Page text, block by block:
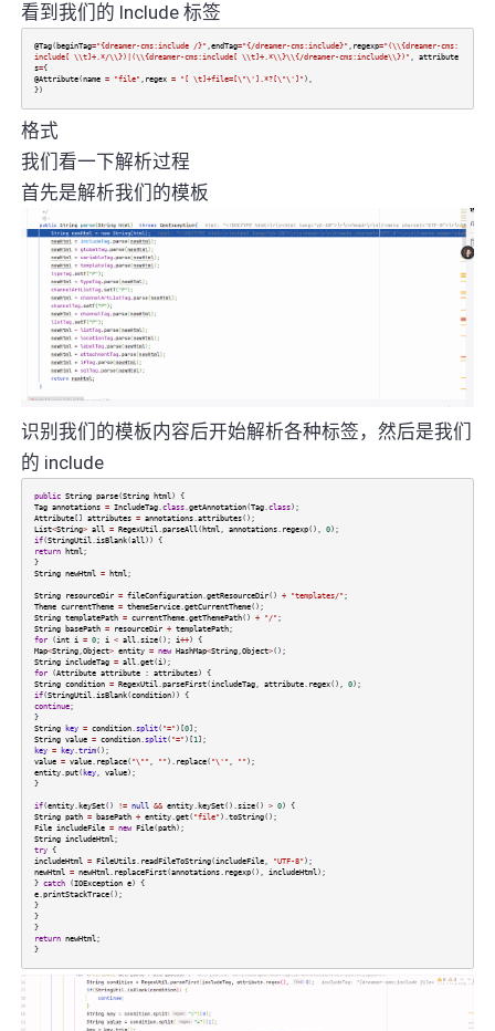
看到我们的 Include 标签
@Tag( beginTag="{dreamer-cms:include /}" ,endTag="{/dreamer-cms:include}" , regexp="(\\{dreamer-cms:
include[ \\t]+.*/\\})|(\\{dreamer-cms:include[ \\t]+.*\\}\\{/dreamer-cms:include\\})" , attribute
s={
@Attribute(name = "file" , regex = "[ \t]+file=[\"\'].*?[\"\']" ),
})
格式
我们看一下解析过程
首先是解析我们的模板
识别我们的模板内容后开始解析各种标签，然后是我们
的 include
public String parse(String html) {
Tag annotations = IncludeTag.class.getAnnotation(Tag.class);
Attribute[] attributes = annotations.attributes();
List<String> all = RegexUtil.parseAll( html, annotations. regexp(), 0);
if(StringUtil.isBlank(all)) {
return html;
}
String newHtml = html;
String resourceDir = fileConfiguration.getResourceDir() + "templates/" ;
Theme currentTheme = themeService.getCurrentTheme();
String templatePath = currentTheme.getThemePath() + "/" ;
String basePath = resourceDir + templatePath;
for(int i = 0; i < all.size(); i++) {
Map<String,Object> entity = new HashMap<String,Object>();
String includeTag = all.get(i);
for(Attribute attribute: attributes) {
String condition = RegexUtil.parseFirst(includeTag, attribute. regex(), 0);
if(StringUtil.isBlank(condition)) {
continue;
}
String key = condition.split( "=" )[0];
String value = condition.split( "=" )[1];
key = key.trim();
value = value. replace( "\"" , "" ). replace( "\'" , "" );
entity.put( key, value);
}
if(entity. keySet() != null && entity. keySet().size() > 0) {
String path = basePath + entity.get( "file" ).toString();
File includeFile = new File(path);
String includeHtml;
try{
includeHtml = FileUtils. readFileToString(includeFile, "UTF-8" );
newHtml = newHtml. replaceFirst(annotations. regexp(), includeHtml);
} catch(IOException e) {
e.printStackTrace();
}
}
}
return newHtml;
}